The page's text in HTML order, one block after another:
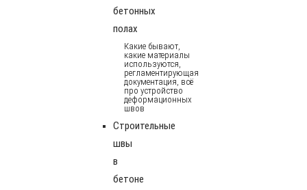
бетонных
полах
Какие бывают,
какие материалы
используются,
регламентирующая
документация, всё
про устройство
деформационных
швов
Строительные
швы
в
бетоне